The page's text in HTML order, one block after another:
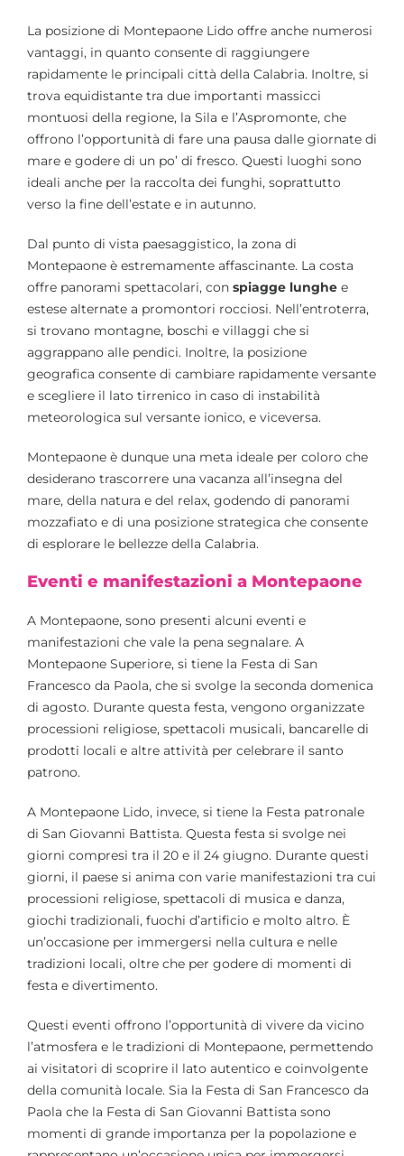
La posizione di Montepaone Lido offre anche numerosi
vantaggi, in quanto consente di raggiungere
rapidamente le principali città della Calabria. Inoltre, si
trova equidistante tra due importanti massicci
montuosi della regione, la Sila e l’Aspromonte, che
offrono l’opportunità di fare una pausa dalle giornate di
mare e godere di un po’ di fresco. Questi luoghi sono
ideali anche per la raccolta dei funghi, soprattutto
verso la fine dell’estate e in autunno.
Dal punto di vista paesaggistico, la zona di
Montepaone è estremamente affascinante. La costa
offre panorami spettacolari, con spiagge lunghe e
estese alternate a promontori rocciosi. Nell’entroterra,
si trovano montagne, boschi e villaggi che si
aggrappano alle pendici. Inoltre, la posizione
geografica consente di cambiare rapidamente versante
e scegliere il lato tirrenico in caso di instabilità
meteorologica sul versante ionico, e viceversa.
Montepaone è dunque una meta ideale per coloro che
desiderano trascorrere una vacanza all’insegna del
mare, della natura e del relax, godendo di panorami
mozzafiato e di una posizione strategica che consente
di esplorare le bellezze della Calabria.
Eventi e manifestazioni a Montepaone
A Montepaone, sono presenti alcuni eventi e
manifestazioni che vale la pena segnalare. A
Montepaone Superiore, si tiene la Festa di San
Francesco da Paola, che si svolge la seconda domenica
di agosto. Durante questa festa, vengono organizzate
processioni religiose, spettacoli musicali, bancarelle di
prodotti locali e altre attività per celebrare il santo
patrono.
A Montepaone Lido, invece, si tiene la Festa patronale
di San Giovanni Battista. Questa festa si svolge nei
giorni compresi tra il 20 e il 24 giugno. Durante questi
giorni, il paese si anima con varie manifestazioni tra cui
processioni religiose, spettacoli di musica e danza,
giochi tradizionali, fuochi d’artificio e molto altro. È
un’occasione per immergersi nella cultura e nelle
tradizioni locali, oltre che per godere di momenti di
festa e divertimento.
Questi eventi offrono l’opportunità di vivere da vicino
l’atmosfera e le tradizioni di Montepaone, permettendo
ai visitatori di scoprire il lato autentico e coinvolgente
della comunità locale. Sia la Festa di San Francesco da
Paola che la Festa di San Giovanni Battista sono
momenti di grande importanza per la popolazione e